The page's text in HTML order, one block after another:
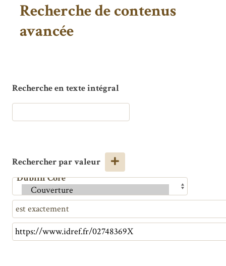
Recherche de contenus
avancée
Recherche en texte intégral
Rechercher par valeur